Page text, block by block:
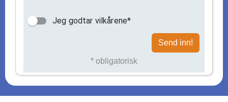
Jeg godtar vilkårene*
Send inn!
* obligatorisk